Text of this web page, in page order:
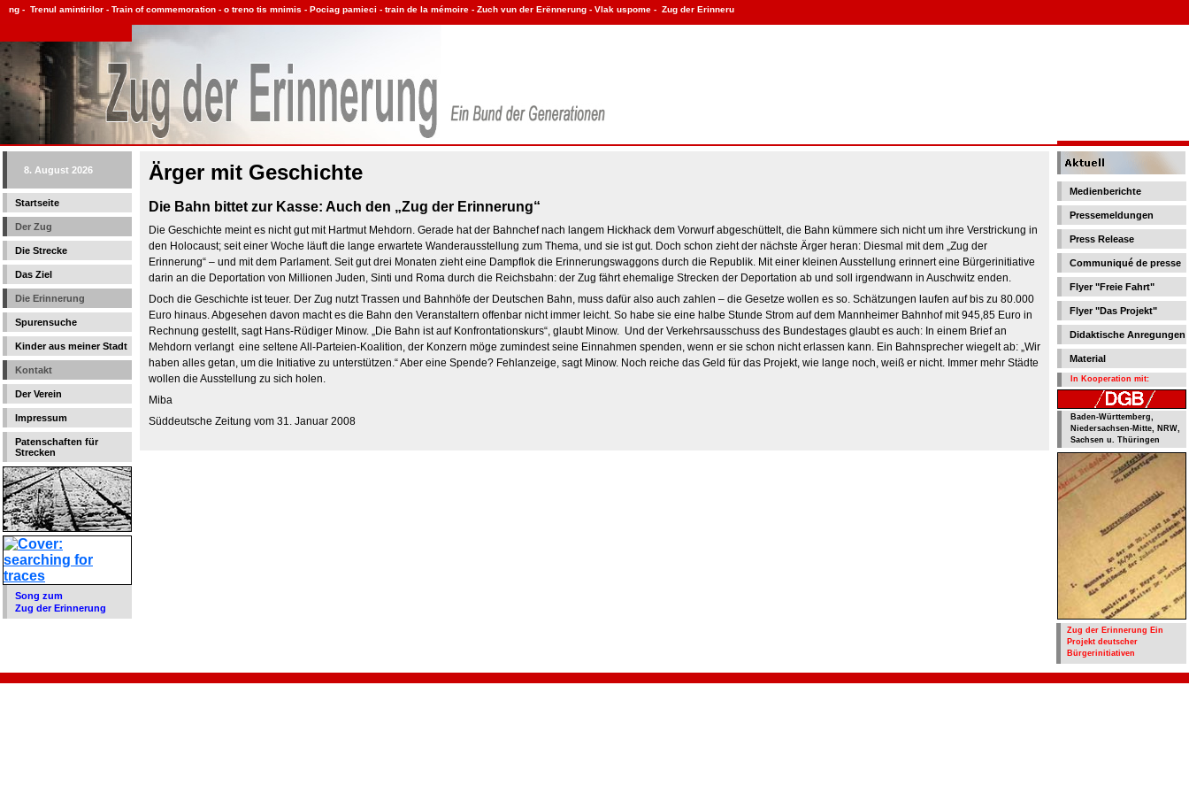
8. August 2026
Startseite
Der Zug
Die Strecke
Das Ziel
Die Erinnerung
Spurensuche
Kinder aus meiner Stadt
Kontakt
Der Verein
Impressum
Patenschaften für
Strecken
Song zum
Zug der Erinnerung
Medienberichte
Pressemeldungen
Press Release
Communiqué de presse
Flyer "Freie Fahrt"
Flyer "Das Projekt"
Didaktische Anregungen
Material
In Kooperation mit:
Baden-Württemberg,
Niedersachsen-Mitte, NRW,
Sachsen u. Thüringen
Zug der Erinnerung Ein
Projekt deutscher
Bürgerinitiativen
Ärger mit Geschichte
Die Bahn bittet zur Kasse: Auch den „Zug der Erinnerung“
Die Geschichte meint es nicht gut mit Hartmut Mehdorn. Gerade hat der Bahnchef nach langem Hickhack dem Vorwurf abgeschüttelt, die Bahn kümmere sich nicht um ihre Verstrickung in
den Holocaust; seit einer Woche läuft die lange erwartete Wanderausstellung zum Thema, und sie ist gut. Doch schon zieht der nächste Ärger heran: Diesmal mit dem „Zug der
Erinnerung“ – und mit dem Parlament. Seit gut drei Monaten zieht eine Dampflok die Erinnerungswaggons durch die Republik. Mit einer kleinen Ausstellung erinnert eine Bürgerinitiative
darin an die Deportation von Millionen Juden, Sinti und Roma durch die Reichsbahn: der Zug fährt ehemalige Strecken der Deportation ab und soll irgendwann in Auschwitz enden.
Doch die Geschichte ist teuer. Der Zug nutzt Trassen und Bahnhöfe der Deutschen Bahn, muss dafür also auch zahlen – die Gesetze wollen es so. Schätzungen laufen auf bis zu 80.000
Euro hinaus. Abgesehen davon macht es die Bahn den Veranstaltern offenbar nicht immer leicht. So habe sie eine halbe Stunde Strom auf dem Mannheimer Bahnhof mit 945,85 Euro in
Rechnung gestellt, sagt Hans-Rüdiger Minow. „Die Bahn ist auf Konfrontationskurs“, glaubt Minow. Und der Verkehrsausschuss des Bundestages glaubt es auch: In einem Brief an
Mehdorn verlangt eine seltene All-Parteien-Koalition, der Konzern möge zumindest seine Einnahmen spenden, wenn er sie schon nicht erlassen kann. Ein Bahnsprecher wiegelt ab: „Wir
haben alles getan, um die Initiative zu unterstützen.“ Aber eine Spende? Fehlanzeige, sagt Minow. Noch reiche das Geld für das Projekt, wie lange noch, weiß er nicht. Immer mehr Städte
wollen die Ausstellung zu sich holen.
Miba
Süddeutsche Zeitung vom 31. Januar 2008